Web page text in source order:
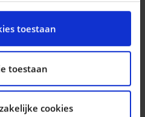
voor social media te
te analyseren. Ook
gebruik van onze site met
media, adverteren en
die u aan ze heeft
verzameld op basis van uw
toestaan
toestaan
cookies